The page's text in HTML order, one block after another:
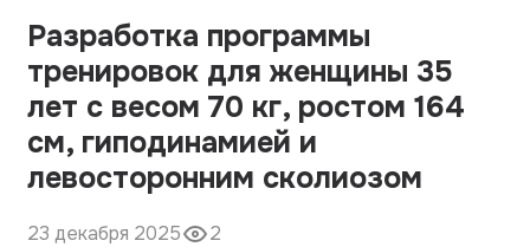
О компании
Наши гарантии
Порядок оплаты
Вопросы и ответы
Отзывы
Контакты
Разработка программы
тренировок для женщины 35
лет с весом 70 кг, ростом 164
см, гиподинамией и
левосторонним сколиозом
23 декабря 2025 2